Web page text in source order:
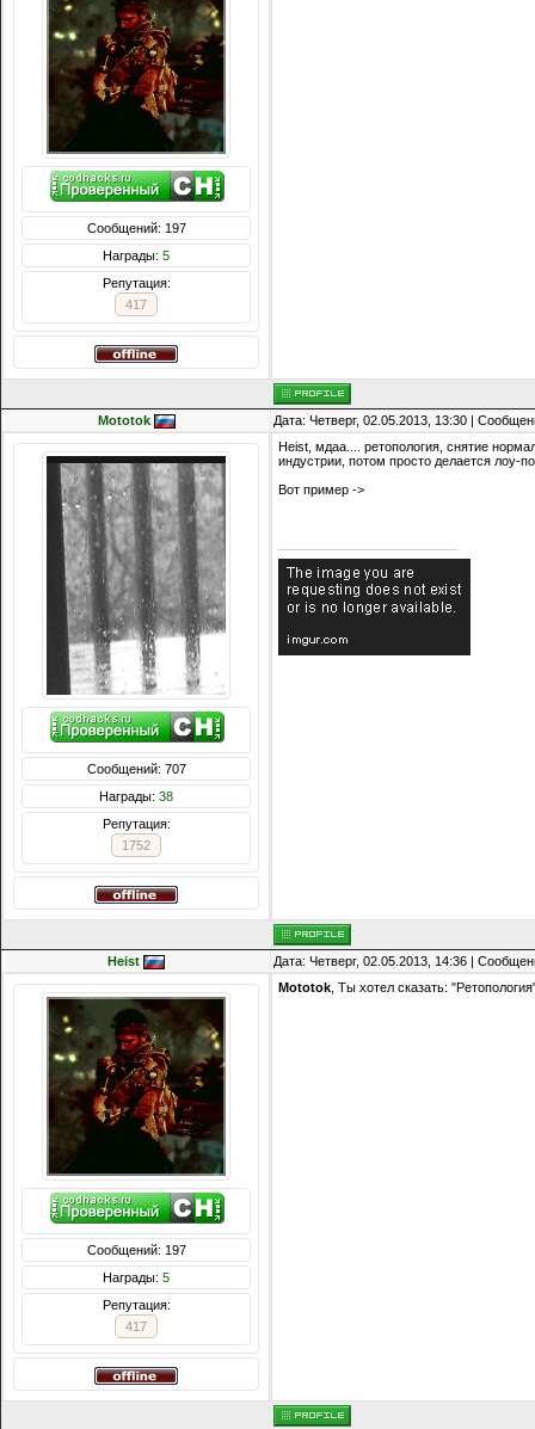
Сообщений: 197
Награды: 5
Репутация:
417
Mototok Дата: Четверг, 02.05.2013, 13:30 |
Сообщений: 707
Награды: 38
Репутация:
1752
Heist, мдаа.... ретопология, снятие
индустрии, потом просто делается лоу-
Вот пример ->
Heist Дата: Четверг, 02.05.2013, 14:36 |
Сообщений: 197
Награды: 5
Репутация:
417
Mototok , Ты хотел сказать: